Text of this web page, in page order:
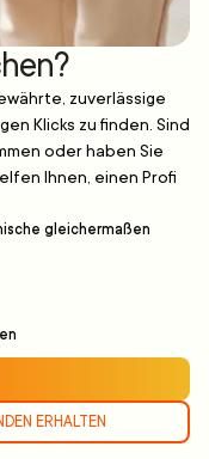
zuverlässige
Klicks zu finden. Sind
oder haben Sie
Ihnen, einen Profi
gleichermaßen
ERHALTEN